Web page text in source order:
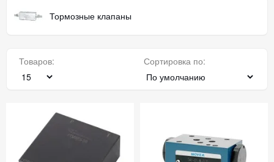
Тормозные клапаны
Товаров: Сортировка по: